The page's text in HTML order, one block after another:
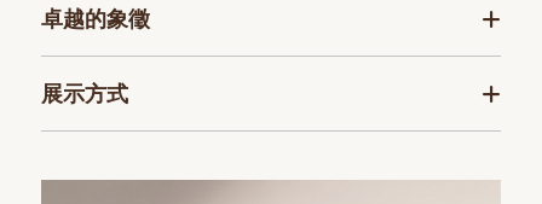
卓越的象徵
展示方式